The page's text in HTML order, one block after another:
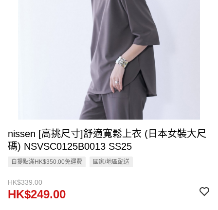
nissen [高挑尺寸]舒適寬鬆上衣 (日本女裝大尺
碼) NSVSC0125B0013 SS25
自提點滿HK$350.00免運費 國家/地區配送
HK$339.00
HK$249.00